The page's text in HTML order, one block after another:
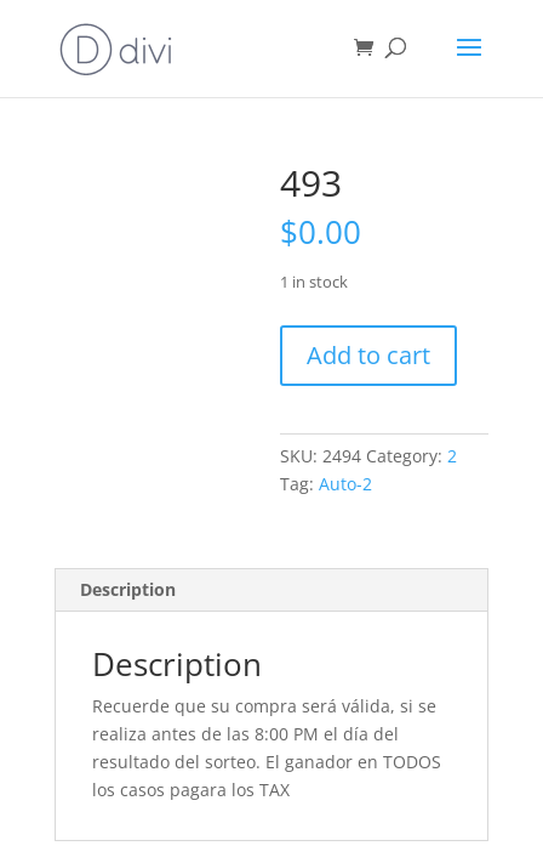
493
$0.00
1 in stock
quantity
Add to cart
SKU:2494 Category:2
Tag:Auto-2
Description
Description
Recuerde que su compra será válida, si se
realiza antes de las 8:00 PM el día del
resultado del sorteo. El ganador en TODOS
los casos pagara los TAX